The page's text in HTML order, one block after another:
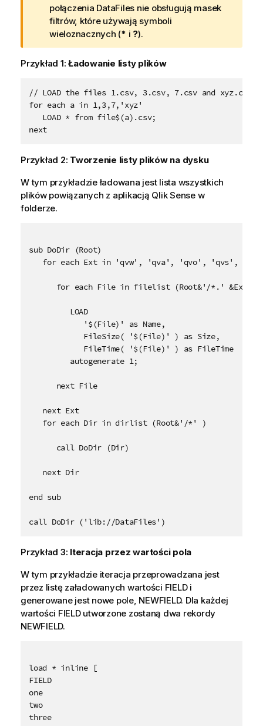
t
r
z
e
ż
i
e
połączenia DataFiles nie obsługują masek
filtrów, które używają symboli
wieloznacznych (* i ?).
Przykład 1: Ładowanie listy plików
// LOAD the files 1.csv, 3.csv, 7.csv and xyz.csv
for each a in 1,3,7,'xyz'
   LOAD * from file$(a).csv;
next
Przykład 2: Tworzenie listy plików na dysku
W tym przykładzie ładowana jest lista wszystkich
plików powiązanych z aplikacją Qlik Sensew
folderze.
sub DoDir (Root)
for each Ext in 'qvw', 'qva', 'qvo', 'qvs',
      for each File in filelist (Root&'/*.' &Ext)
         LOAD
            '$(File)' as Name,
            FileSize( '$(File)' ) as Size,
            FileTime( '$(File)' ) as FileTime
         autogenerate 1;
      next File
   next Ext
   for each Dir in dirlist (Root&'/*' )
      call DoDir (Dir)
   next Dir
end sub
call DoDir ('lib://DataFiles')
Przykład 3: Iteracja przez wartości pola
W tym przykładzie iteracja przeprowadzana jest
przez listę załadowanych wartości FIELDi
generowane jest nowe pole, NEWFIELD. Dla każdej
wartości FIELDutworzone zostaną dwa rekordy
NEWFIELD.
load * inline [
FIELD
one
two
three